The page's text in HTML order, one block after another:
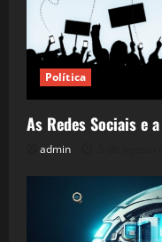
Política
As Redes Sociais e
admin